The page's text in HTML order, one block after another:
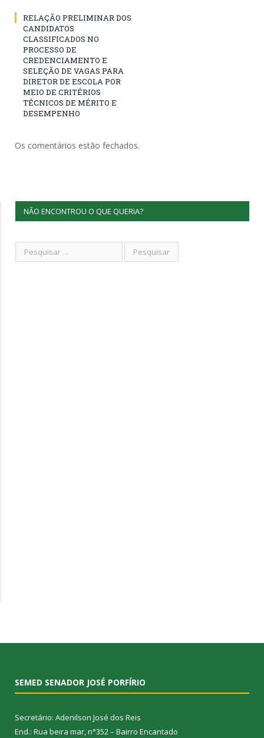
RELAÇÃO PRELIMINAR DOS
CANDIDATOS
CLASSIFICADOS NO
PROCESSO DE
CREDENCIAMENTO E
SELEÇÃO DE VAGAS PARA
DIRETOR DE ESCOLA POR
MEIO DE CRITÉRIOS
TÉCNICOS DE MÉRITO E
DESEMPENHO
Os comentários estão fechados.
NÃO ENCONTROU O QUE QUERIA?
SEMED SENADOR JOSÉ PORFÍRIO
Secretário: Adenilson José dos Reis
End.: Rua beira mar, n°352 – Bairro Encantado